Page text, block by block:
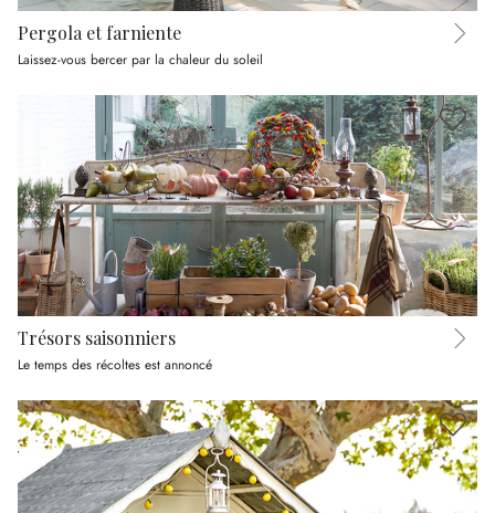
Pergola et farniente
Laissez-vous bercer par la chaleur du soleil
Trésors saisonniers
Le temps des récoltes est annoncé